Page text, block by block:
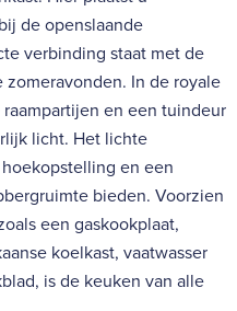
de openslaande
verbinding staat met de
In de royale
en een tuindeur
licht. Het lichte
en een
bieden. Voorzien
een gaskookplaat,
koelkast, vaatwasser
is de keuken van alle